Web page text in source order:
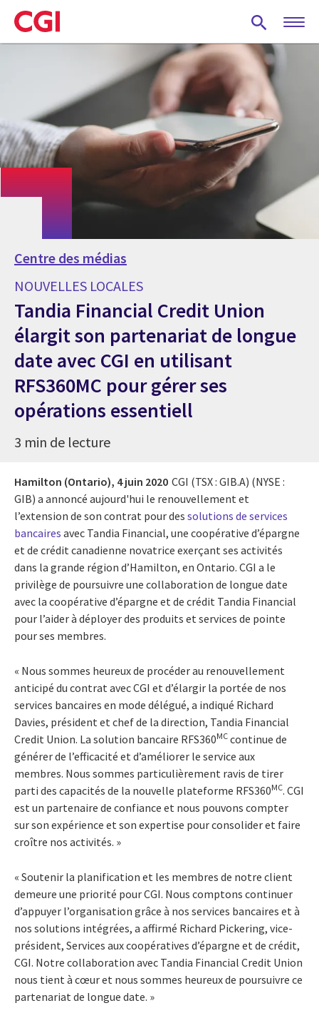
Skip
to
main
Centre des médias
NOUVELLES LOCALES
Tandia Financial Credit Union
élargit son partenariat de longue
date avec CGI en utilisant
RFS360MC pour gérer ses
opérations essentiell
3 min de lecture
Hamilton (Ontario), 4 juin 2020 CGI (TSX : GIB.A) (NYSE :
GIB) a annoncé aujourd'hui le renouvellement et
l’extension de son contrat pour des solutions de services
bancaires avec Tandia Financial, une coopérative d’épargne
et de crédit canadienne novatrice exerçant ses activités
dans la grande région d’Hamilton, en Ontario. CGI a le
privilège de poursuivre une collaboration de longue date
avec la coopérative d’épargne et de crédit Tandia Financial
pour l’aider à déployer des produits et services de pointe
pour ses membres.
« Nous sommes heureux de procéder au renouvellement
anticipé du contrat avec CGI et d’élargir la portée de nos
services bancaires en mode délégué, a indiqué Richard
Davies, président et chef de la direction, Tandia Financial
Credit Union. La solution bancaire RFS360MC continue de
générer de l’efficacité et d’améliorer le service aux
membres. Nous sommes particulièrement ravis de tirer
parti des capacités de la nouvelle plateforme RFS360MC. CGI
est un partenaire de confiance et nous pouvons compter
sur son expérience et son expertise pour consolider et faire
croître nos activités. »
« Soutenir la planification et les membres de notre client
demeure une priorité pour CGI. Nous comptons continuer
d’appuyer l’organisation grâce à nos services bancaires et à
nos solutions intégrées, a affirmé Richard Pickering, vice-
président, Services aux coopératives d’épargne et de crédit,
CGI. Notre collaboration avec Tandia Financial Credit Union
nous tient à cœur et nous sommes heureux de poursuivre ce
partenariat de longue date. »